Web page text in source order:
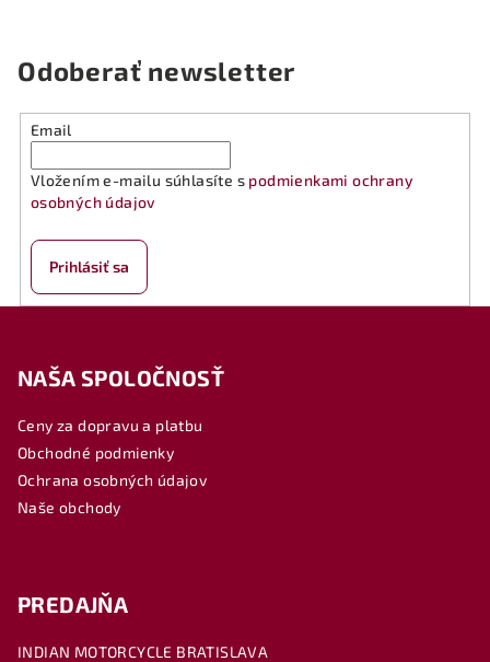
Odoberať newsletter
Email
Vložením e-mailu súhlasíte s podmienkami ochrany
osobných údajov
Prihlásiť sa
NAŠA SPOLOČNOSŤ
Ceny za dopravu a platbu
Obchodné podmienky
Ochrana osobných údajov
Naše obchody
PREDAJŇA
INDIAN MOTORCYCLE BRATISLAVA